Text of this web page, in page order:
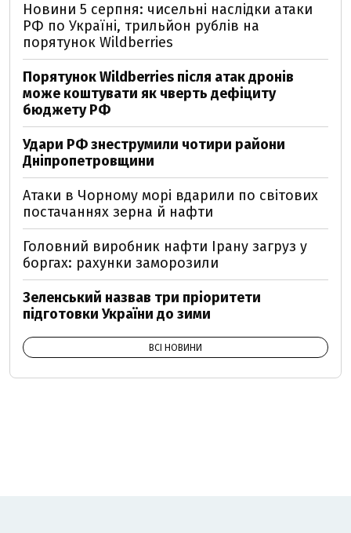
Новини 5 серпня: чисельні наслідки атаки
РФ по Україні, трильйон рублів на
порятунок Wildberries
Порятунок Wildberries після атак дронів
може коштувати як чверть дефіциту
бюджету РФ
Удари РФ знеструмили чотири райони
Дніпропетровщини
Атаки в Чорному морі вдарили по світових
постачаннях зерна й нафти
Головний виробник нафти Ірану загруз у
боргах: рахунки заморозили
Зеленський назвав три пріоритети
підготовки України до зими
ВСІ НОВИНИ